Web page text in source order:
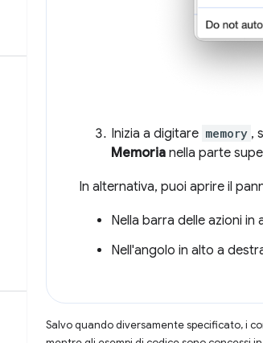
Inizia a digitare memory ,
Memoria nella parte
In alternativa, puoi aprire il
Nella barra delle azioni in
Nell'angolo in alto a
Salvo quando diversamente specificato, i